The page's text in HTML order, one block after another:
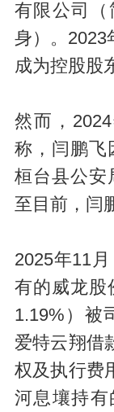
有限公司（
身）。2023
成为控股股
然而，
称，闫鹏飞
桓台县公安
至目前，闫
2025年11
有的威龙股
1.19%）被
爱特云翔借
权及执行费
河息壤持